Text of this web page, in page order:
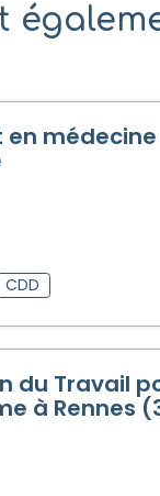
en
CDD
du Travail
à Rennes